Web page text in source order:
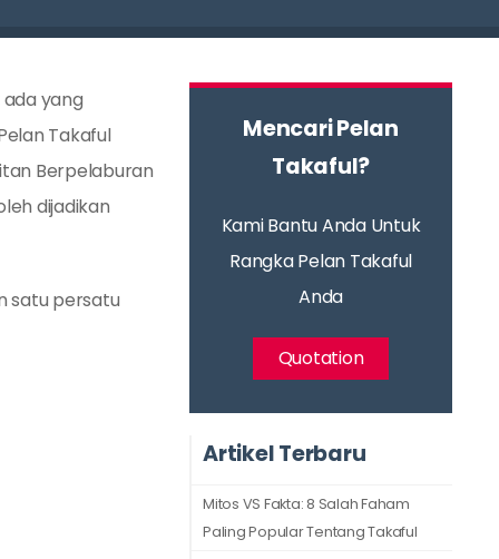
yang
Takaful
Berpelaburan
dijadikan
satu persatu
Mencari Pelan
Takaful?
Kami Bantu Anda Untuk
Rangka Pelan Takaful
Anda
Quotation
Artikel Terbaru
Mitos VS Fakta: 8 Salah Faham
Paling Popular Tentang Takaful